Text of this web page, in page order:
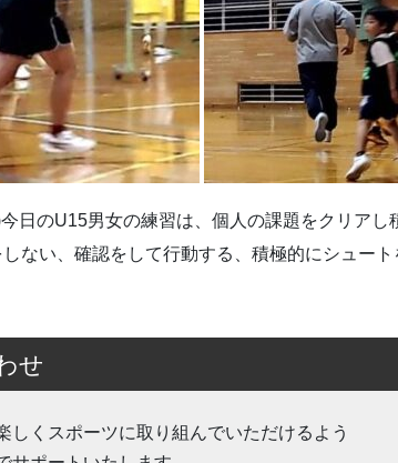
日のU15男女の練習は、個人の課題をクリア
ない、確認をして行動する、積極的にシュー
せ
しくスポーツに取り組んでいただけるよう